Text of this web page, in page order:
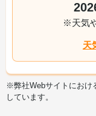
※天気
天
※弊社Webサイトにおけ
しています。